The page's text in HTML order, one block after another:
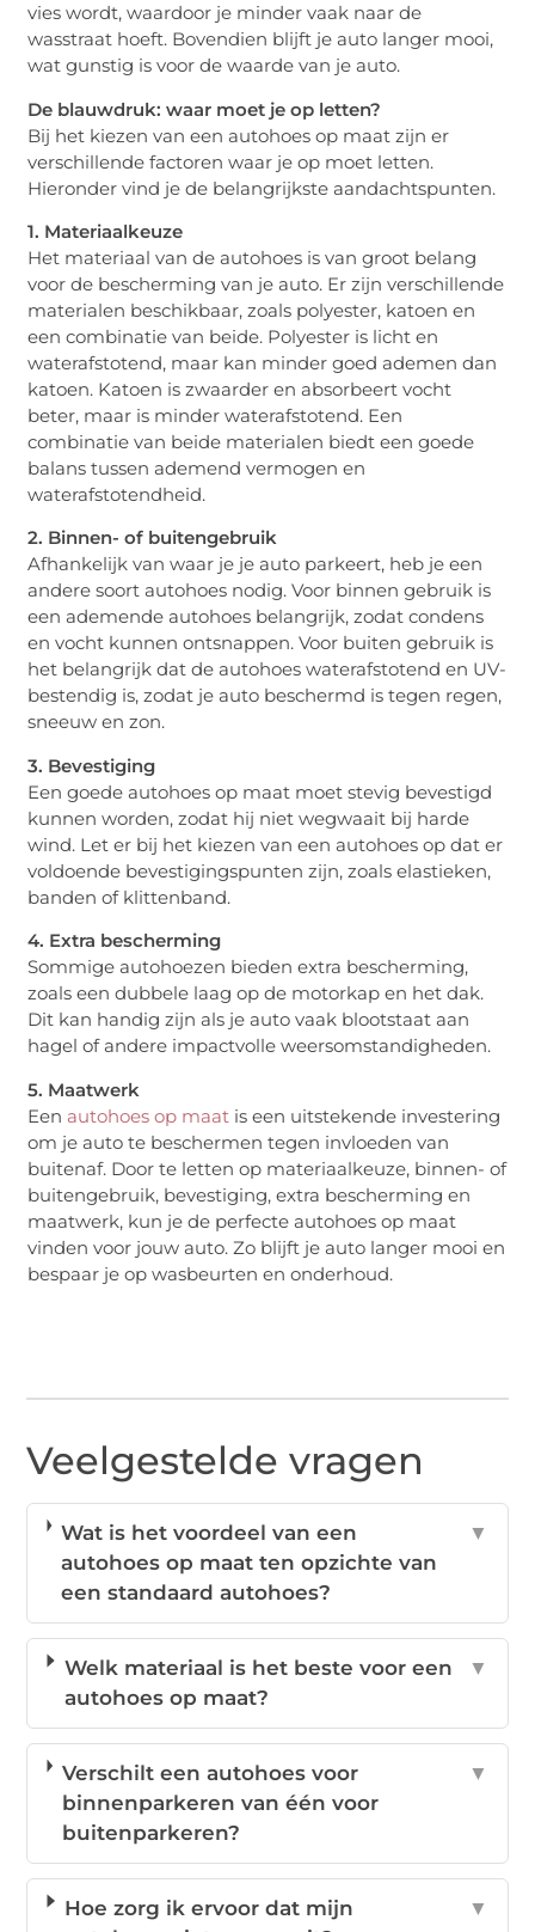
vies wordt, waardoor je minder vaak naar de
wasstraat hoeft. Bovendien blijft je auto langer mooi,
wat gunstig is voor de waarde van je auto.
De blauwdruk: waar moet je op letten?
Bij het kiezen van een autohoes op maat zijn er
verschillende factoren waar je op moet letten.
Hieronder vind je de belangrijkste aandachtspunten.
1. Materiaalkeuze
Het materiaal van de autohoes is van groot belang
voor de bescherming van je auto. Er zijn verschillende
materialen beschikbaar, zoals polyester, katoen en
een combinatie van beide. Polyester is licht en
waterafstotend, maar kan minder goed ademen dan
katoen. Katoen is zwaarder en absorbeert vocht
beter, maar is minder waterafstotend. Een
combinatie van beide materialen biedt een goede
balans tussen ademend vermogen en
waterafstotendheid.
2. Binnen- of buitengebruik
Afhankelijk van waar je je auto parkeert, heb je een
andere soort autohoes nodig. Voor binnen gebruik is
een ademende autohoes belangrijk, zodat condens
en vocht kunnen ontsnappen. Voor buiten gebruik is
het belangrijk dat de autohoes waterafstotend en UV-
bestendig is, zodat je auto beschermd is tegen regen,
sneeuw en zon.
3. Bevestiging
Een goede autohoes op maat moet stevig bevestigd
kunnen worden, zodat hij niet wegwaait bij harde
wind. Let er bij het kiezen van een autohoes op dat er
voldoende bevestigingspunten zijn, zoals elastieken,
banden of klittenband.
4. Extra bescherming
Sommige autohoezen bieden extra bescherming,
zoals een dubbele laag op de motorkap en het dak.
Dit kan handig zijn als je auto vaak blootstaat aan
hagel of andere impactvolle weersomstandigheden.
5. Maatwerk
Een autohoes op maat is een uitstekende investering
om je auto te beschermen tegen invloeden van
buitenaf. Door te letten op materiaalkeuze, binnen- of
buitengebruik, bevestiging, extra bescherming en
maatwerk, kun je de perfecte autohoes op maat
vinden voor jouw auto. Zo blijft je auto langer mooi en
bespaar je op wasbeurten en onderhoud.
Veelgestelde vragen
Wat is het voordeel van een
autohoes op maat ten opzichte van
een standaard autohoes?
▼
Welk materiaal is het beste voor een
autohoes op maat?
▼
Verschilt een autohoes voor
binnenparkeren van één voor
buitenparkeren?
▼
Hoe zorg ik ervoor dat mijn
▼